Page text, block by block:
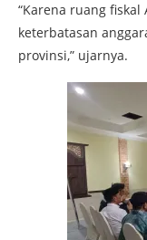
“Karena ruang fiskal
keterbatasan
provinsi,” ujarnya.